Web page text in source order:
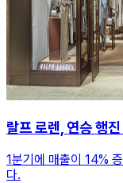
랄프 로렌, 연승 행
1분기에 매출이 14%
다.